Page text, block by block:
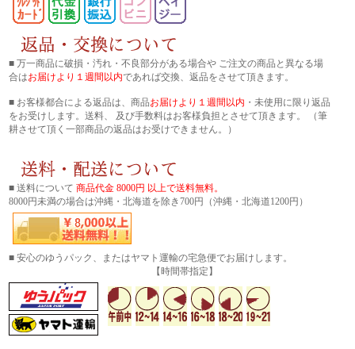
■ 万一商品に破損・汚れ・不良部分がある場合や ご注文の商品と異なる場
合はお届けより１週間以内であれば交換、返品をさせて頂きます。
■ お客様都合による返品は、商品お届けより１週間以内 ・未使用に限り返品
をお受けします。送料、 及び手数料はお客様負担とさせて頂きます。 （筆
耕させて頂く一部商品の返品はお受けできません。）
■ 送料について 商品代金 8000円 以上で送料無料。
8000円未満の場合は沖縄・北海道を除き700円（沖縄・北海道1200円）
■ 安心のゆうパック、またはヤマト運輸の宅急便でお届けします。
【時間帯指定】